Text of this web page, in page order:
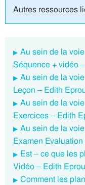
Autres ressources
Au sein de la
Séquence + vidéo
Au sein de la
Leçon – Edith
Au sein de la
Exercices – Edith
Au sein de la
Examen
Est – ce que les
Vidéo – Edith
Comment les